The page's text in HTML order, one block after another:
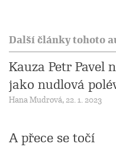
Další články tohoto
Kauza Petr Pavel
jako nudlová
Hana Mudrová, 22. 1. 2023
A přece se točí